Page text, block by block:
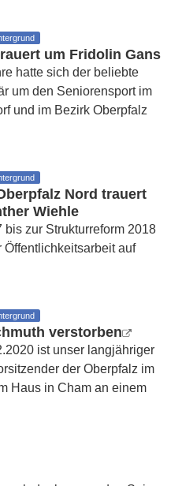
um Fridolin Gans
hatte sich der beliebte
um den Seniorensport im
und im Bezirk Oberpfalz
Nord trauert
Wiehle
bis zur Strukturreform 2018
Öffentlichkeitsarbeit auf
verstorben
ist unser langjähriger
der Oberpfalz im
Haus in Cham an einem